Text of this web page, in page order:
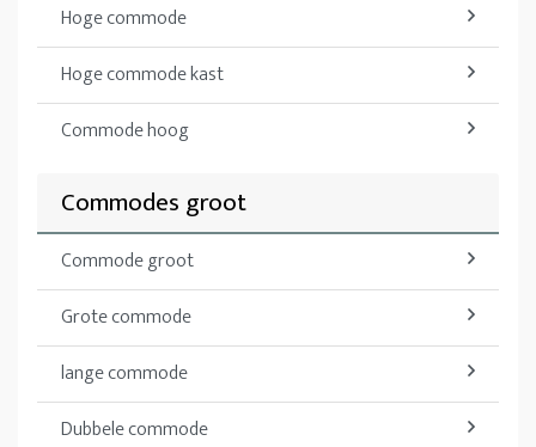
Hoge commode
Hoge commode kast
Commode hoog
Commodes groot
Commode groot
Grote commode
lange commode
Dubbele commode